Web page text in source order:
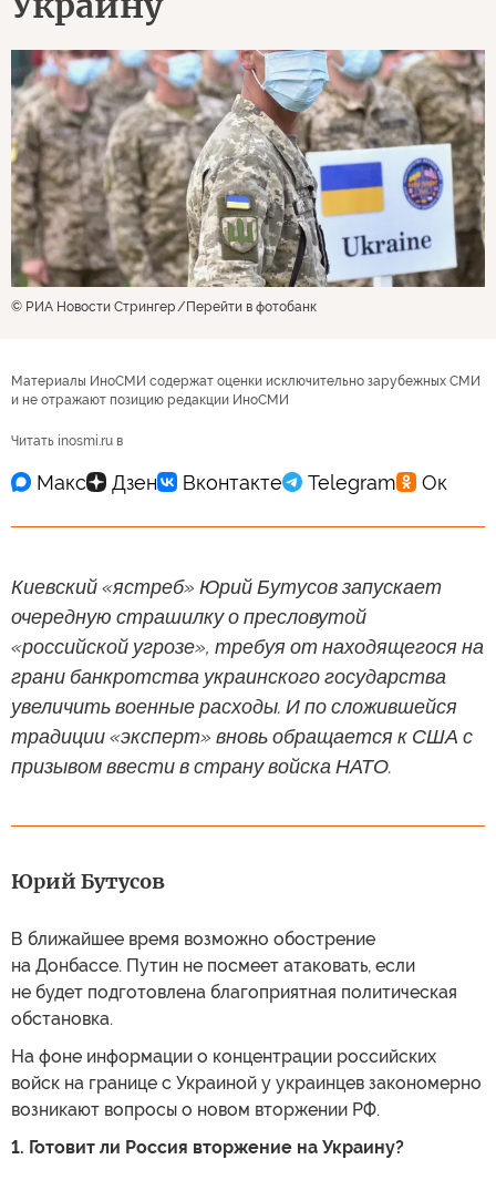
© РИА Новости Стрингер Перейти в фотобанк
Материалы ИноСМИ содержат оценки исключительно зарубежных СМИ
и не отражают позицию редакции ИноСМИ
Читать inosmi.ru в
Киевский «ястреб» Юрий Бутусов запускает
очередную страшилку о пресловутой
«российской угрозе», требуя от находящегося на
грани банкротства украинского государства
увеличить военные расходы. И по сложившейся
традиции «эксперт» вновь обращается к США с
призывом ввести в страну войска НАТО.
Юрий Бутусов
В ближайшее время возможно обострение
на Донбассе. Путин не посмеет атаковать, если
не будет подготовлена благоприятная политическая
обстановка.
На фоне информации о концентрации российских
войск на границе с Украиной у украинцев закономерно
возникают вопросы о новом вторжении РФ.
1. Готовит ли Россия вторжение на Украину?